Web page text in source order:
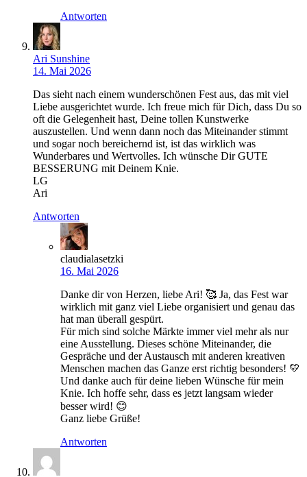
Antworten
Ari Sunshine
14. Mai 2026
Das sieht nach einem wunderschönen Fest aus, das mit viel
Liebe ausgerichtet wurde. Ich freue mich für Dich, dass Du so
oft die Gelegenheit hast, Deine tollen Kunstwerke
auszustellen. Und wenn dann noch das Miteinander stimmt
und sogar noch bereichernd ist, ist das wirklich was
Wunderbares und Wertvolles. Ich wünsche Dir GUTE
BESSERUNG mit Deinem Knie.
LG
Ari
Antworten
claudialasetzki
16. Mai 2026
Danke dir von Herzen, liebe Ari! 🥰 Ja, das Fest war
wirklich mit ganz viel Liebe organisiert und genau das
hat man überall gespürt.
Für mich sind solche Märkte immer viel mehr als nur
eine Ausstellung. Dieses schöne Miteinander, die
Gespräche und der Austausch mit anderen kreativen
Menschen machen das Ganze erst richtig besonders! 💛
Und danke auch für deine lieben Wünsche für mein
Knie. Ich hoffe sehr, dass es jetzt langsam wieder
besser wird! 😊
Ganz liebe Grüße!
Antworten